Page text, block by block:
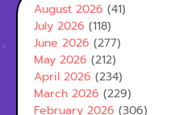
August 2026 (41)
July 2026 (118)
June 2026 (277)
May 2026 (212)
April 2026 (234)
March 2026 (229)
February 2026 (306)